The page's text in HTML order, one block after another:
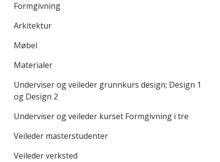
Formgivning
Arkitektur
Møbel
Materialer
Underviser og veileder grunnkurs design; Design 1
og Design 2
Underviser og veileder kurset Formgivning i tre
Veileder masterstudenter
Veileder verksted